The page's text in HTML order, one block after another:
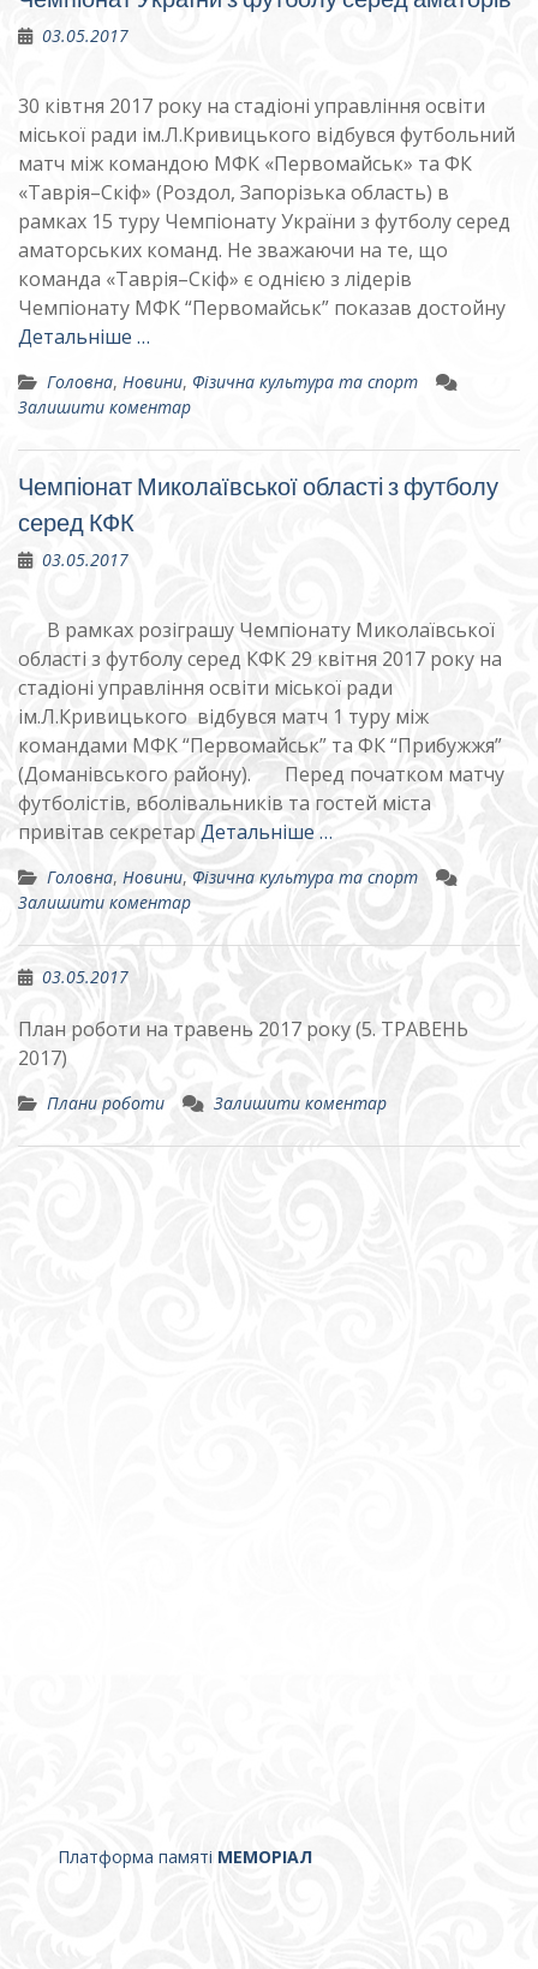
03.05.2017
30 ківтня 2017 року на стадіоні управління освіти
міської ради ім.Л.Кривицького відбувся футбольний
матч між командою МФК «Первомайськ» та ФК
«Таврія–Скіф» (Роздол, Запорізька область) в
рамках 15 туру Чемпіонату України з футболу серед
аматорських команд. Не зважаючи на те, що
команда «Таврія–Скіф» є однією з лідерів
Чемпіонату МФК “Первомайськ” показав достойну
Детальніше …
Головна, Новини, Фізична культура та спорт
Залишити коментар
Чемпіонат Миколаївської області з футболу
серед КФК
03.05.2017
В рамках розіграшу Чемпіонату Миколаївської
області з футболу серед КФК 29 квітня 2017 року на
стадіоні управління освіти міської ради
ім.Л.Кривицького відбувся матч 1 туру між
командами МФК “Первомайськ” та ФК “Прибужжя”
(Доманівського району). Перед початком матчу
футболістів, вболівальників та гостей міста
привітав секретарДетальніше …
Головна, Новини, Фізична культура та спорт
Залишити коментар
03.05.2017
План роботи на травень 2017 року (5. ТРАВЕНЬ
2017)
Плани роботи Залишити коментар
Платформа памяті МЕМОРІАЛ